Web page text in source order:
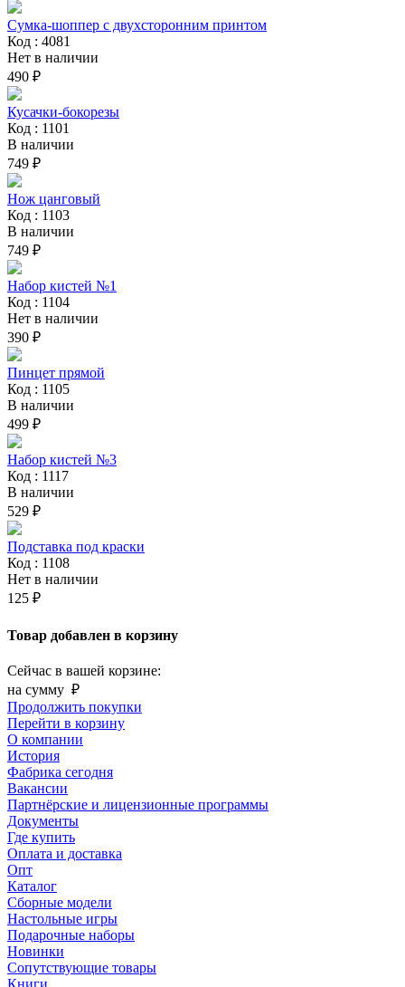
Сумка-шоппер с двухсторонним принтом
Код : 4081
Нет в наличии
490 ₽
Кусачки-бокорезы
Код : 1101
В наличии
749 ₽
Нож цанговый
Код : 1103
В наличии
749 ₽
Набор кистей №1
Код : 1104
Нет в наличии
390 ₽
Пинцет прямой
Код : 1105
В наличии
499 ₽
Набор кистей №3
Код : 1117
В наличии
529 ₽
Подставка под краски
Код : 1108
Нет в наличии
125 ₽
Товар добавлен в корзину
Сейчас в вашей корзине:
на сумму ₽
Продолжить покупки
Перейти в корзину
О компании
История
Фабрика сегодня
Вакансии
Партнёрские и лицензионные программы
Документы
Где купить
Оплата и доставка
Опт
Каталог
Сборные модели
Настольные игры
Подарочные наборы
Новинки
Сопутствующие товары
Книги